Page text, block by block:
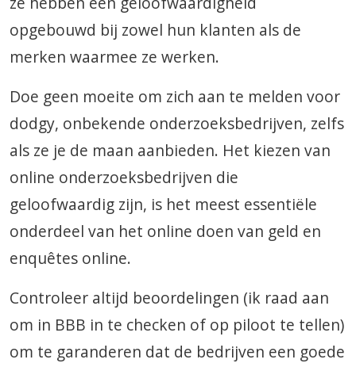
opgebouwd bij zowel hun klanten als de
merken waarmee ze werken.
Doe geen moeite om zich aan te melden voor
dodgy, onbekende onderzoeksbedrijven, zelfs
als ze je de maan aanbieden. Het kiezen van
online onderzoeksbedrijven die
geloofwaardig zijn, is het meest essentiële
onderdeel van het online doen van geld en
enquêtes online.
Controleer altijd beoordelingen (ik raad aan
om in BBB in te checken of op piloot te tellen)
om te garanderen dat de bedrijven een goede